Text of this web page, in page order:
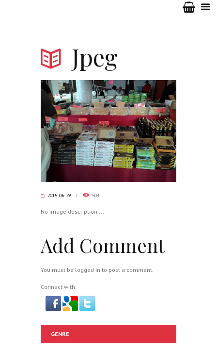
Jpeg
2015-06-29 504
No image description ...
Add Comment
You must be logged in to post a comment.
Connect with:
GENRE